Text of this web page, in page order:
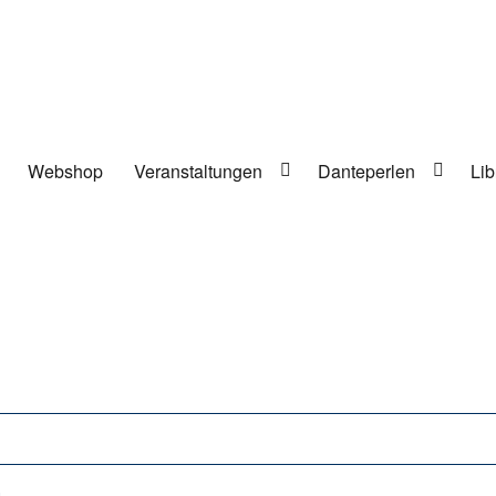
Webshop Veranstaltungen Danteperlen